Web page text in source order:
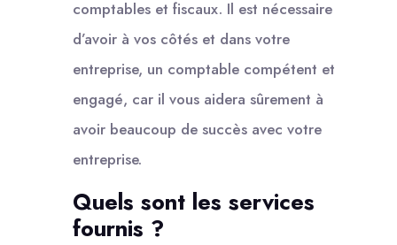
comptables et fiscaux. Il est nécessaire
d’avoir à vos côtés et dans votre
entreprise, un comptable compétent et
engagé, car il vous aidera sûrement à
avoir beaucoup de succès avec votre
entreprise.
Quels sont les services
fournis ?